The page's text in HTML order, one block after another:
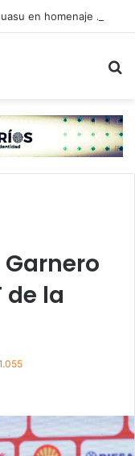
Sirven más de 1.000 platos en karu guasu en homenaje a San Cayetano
de la